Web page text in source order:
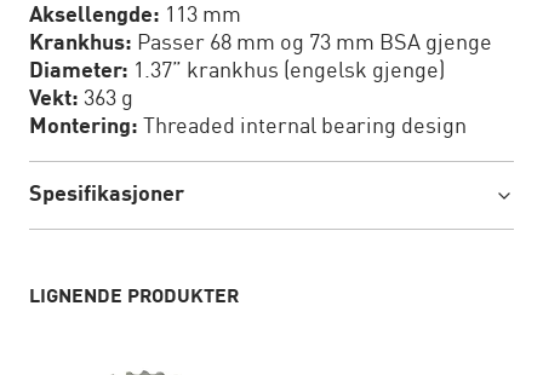
Aksellengde: 113 mm
Krankhus: Passer 68 mm og 73 mm BSA gjenge
Diameter: 1.37” krankhus (engelsk gjenge)
Vekt: 363 g
Montering: Threaded internal bearing design
Spesifikasjoner
LIGNENDE PRODUKTER